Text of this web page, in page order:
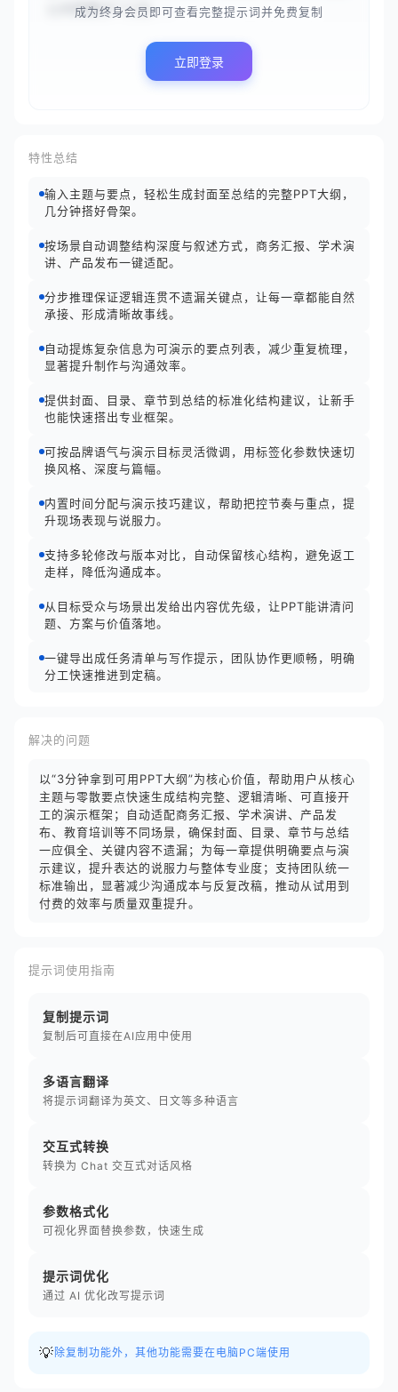
心内容要点“{{当...
成为终身会员即可查看完整提示词并免费复制
立即登录
特性总结
输入主题与要点，轻松生成封面至总结的完整PPT大纲，
几分钟搭好骨架。
按场景自动调整结构深度与叙述方式，商务汇报、学术演
讲、产品发布一键适配。
分步推理保证逻辑连贯不遗漏关键点，让每一章都能自然
承接、形成清晰故事线。
自动提炼复杂信息为可演示的要点列表，减少重复梳理，
显著提升制作与沟通效率。
提供封面、目录、章节到总结的标准化结构建议，让新手
也能快速搭出专业框架。
可按品牌语气与演示目标灵活微调，用标签化参数快速切
换风格、深度与篇幅。
内置时间分配与演示技巧建议，帮助把控节奏与重点，提
升现场表现与说服力。
支持多轮修改与版本对比，自动保留核心结构，避免返工
走样，降低沟通成本。
从目标受众与场景出发给出内容优先级，让PPT能讲清问
题、方案与价值落地。
一键导出成任务清单与写作提示，团队协作更顺畅，明确
分工快速推进到定稿。
解决的问题
以“3分钟拿到可用PPT大纲”为核心价值，帮助用户从核心
主题与零散要点快速生成结构完整、逻辑清晰、可直接开
工的演示框架；自动适配商务汇报、学术演讲、产品发
布、教育培训等不同场景，确保封面、目录、章节与总结
一应俱全、关键内容不遗漏；为每一章提供明确要点与演
示建议，提升表达的说服力与整体专业度；支持团队统一
标准输出，显著减少沟通成本与反复改稿，推动从试用到
付费的效率与质量双重提升。
提示词使用指南
复制提示词
复制后可直接在AI应用中使用
多语言翻译
将提示词翻译为英文、日文等多种语言
交互式转换
转换为 Chat 交互式对话风格
参数格式化
可视化界面替换参数，快速生成
提示词优化
通过 AI 优化改写提示词
💡 除复制功能外，其他功能需要在电脑PC端使用